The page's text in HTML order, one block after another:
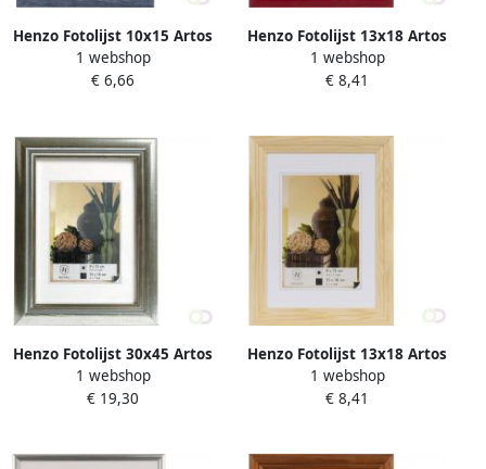
Henzo Fotolijst 10x15 Artos
blauw
1 webshop
€ 6,66
Henzo Fotolijst 13x18 Artos
rood
1 webshop
€ 8,41
Henzo Fotolijst 30x45 Artos
grijs
1 webshop
€ 19,30
Henzo Fotolijst 13x18 Artos
beige
1 webshop
€ 8,41